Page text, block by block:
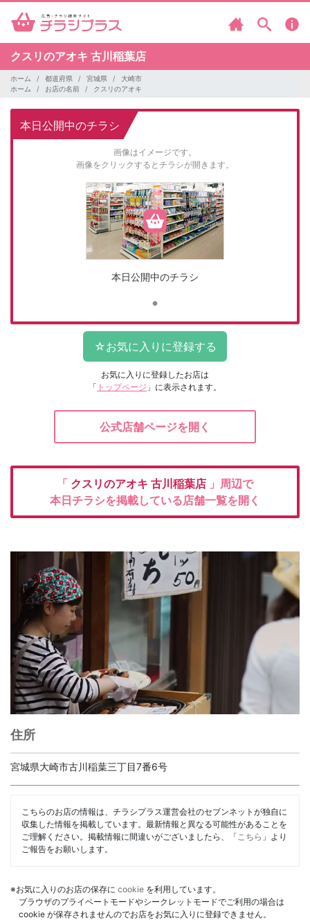
クスリのアオキ 古川稲葉店
ホーム 都道府県 宮城県
大崎市
ホーム
お店の名前 クスリのアオキ
本日公開中のチラシ
画像はイメージです。
画像をクリックするとチラシが開きます。
本日公開中のチラシ
お気に入りに登録したお店は
「 トップページ 」に表示されます。
公式店舗ページを開く
「 クスリのアオキ 古川稲葉店 」周辺で
本日チラシを掲載している店舗一覧を開く
住所
宮城県大崎市古川稲葉三丁目7番6号
こちらのお店の情報は、チラシプラス運営会社のセブンネットが独自に
収集した情報を掲載しています。最新情報と異なる可能性があることを
ご理解ください。掲載情報に間違いがございましたら、「 こちら 」より
ご報告をお願いします。
※お気に入りのお店の保存に cookie を利用しています。
ブラウザのプライベートモードやシークレットモードでご利用の場合は
cookie が保存されませんのでお店をお気に入りに登録できません。